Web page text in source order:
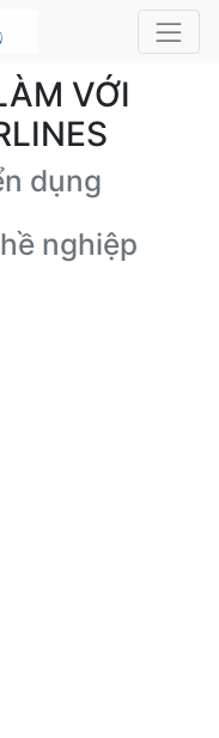
VỚI
dụng
nghiệp